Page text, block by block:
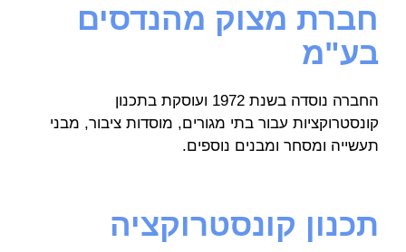
חברת מצוק מהנדסים
בע"מ
החברה נוסדה בשנת 1972 ועוסקת בתכנון
קונסטרוקציות עבור בתי מגורים, מוסדות ציבור, מבני
תעשייה ומסחר ומבנים נוספים.
תכנון קונסטרוקציה